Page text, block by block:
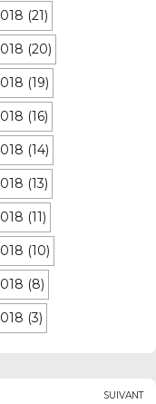
SUIVANT